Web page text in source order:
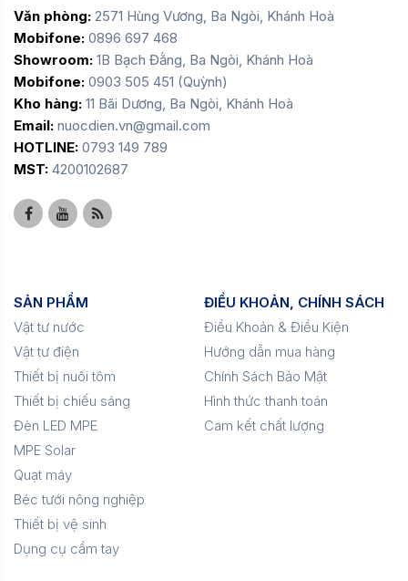
Văn phòng: 2571 Hùng Vương, Ba Ngòi, Khánh Hoà
Mobifone: 0896 697 468
Showroom: 1B Bạch Đằng, Ba Ngòi, Khánh Hoà
Mobifone: 0903 505 451 (Quỳnh)
Kho hàng: 11 Bãi Dương, Ba Ngòi, Khánh Hoà
Email: nuocdien.vn@gmail.com
HOTLINE: 0793 149 789
MST: 4200102687
SẢN PHẨM
Vật tư nước
Vật tư điện
Thiết bị nuôi tôm
Thiết bị chiếu sáng
Đèn LED MPE
MPE Solar
Quạt máy
Béc tưới nông nghiệp
Thiết bị vệ sinh
Dụng cụ cầm tay
ĐIỀU KHOẢN, CHÍNH SÁCH
Điều Khoản & Điều Kiện
Hướng dẫn mua hàng
Chính Sách Bảo Mật
Hình thức thanh toán
Cam kết chất lượng